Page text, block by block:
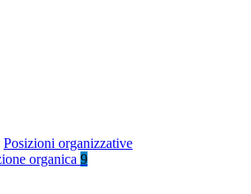
Posizioni organizzative
organica 9